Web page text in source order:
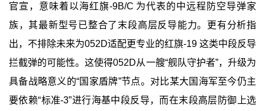
官宣，意味着以海红旗-9B/C 为代表的中远程防空导弹家
族，其最新型号已整合了末段高层反导能力。更有分析指
出，不排除未来为052D适配更专业的红旗-19 这类中段反导
拦截弹的可能性。这使得052D从一艘“舰队守护者”，升级为
具备战略意义的“国家盾牌”节点。对比某大国海军至今仍主
要依赖“标准-3”进行海基中段反导，而在末段高层防御上选